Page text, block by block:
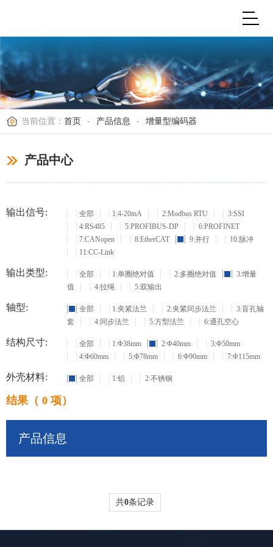
当前位置： 首页 - 产品信息 - 增量型编码器
产品中心
输出信号: 全部 1:4-20mA 2:Modbus RTU
3:SSI
4:RS485
5:PROFIBUS-DP
6:PROFINET
7:CANopen
8:EtherCAT 9:并行
10:脉冲
11:CC-Link
输出类型: 全部 1:单圈绝对值 2:多圈绝对值
3:增量
值
4:拉绳 5:双输出
轴型: 全部 1:夹紧法兰 2:夹紧同步法兰
3:盲孔轴
套
4:同步法兰 5:方型法兰 6:通孔空心
结构尺寸: 全部 1:Φ38mm 2:Φ40mm
3:Φ50mm
4:Φ60mm
5:Φ78mm 6:Φ90mm 7:Φ115mm
外壳材料: 全部 1:铝 2:不锈钢
结果（ 0 项）
产品信息
共0条记录